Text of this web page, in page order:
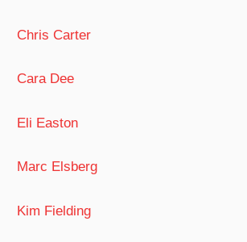
Chris Carter
Cara Dee
Eli Easton
Marc Elsberg
Kim Fielding